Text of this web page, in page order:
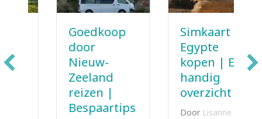
Goedkoop
Nieuw-
Zeeland
reizen |
Bespaartips
Simkaart
Egypte
kopen | Een
handig
overzicht
Lisanne |